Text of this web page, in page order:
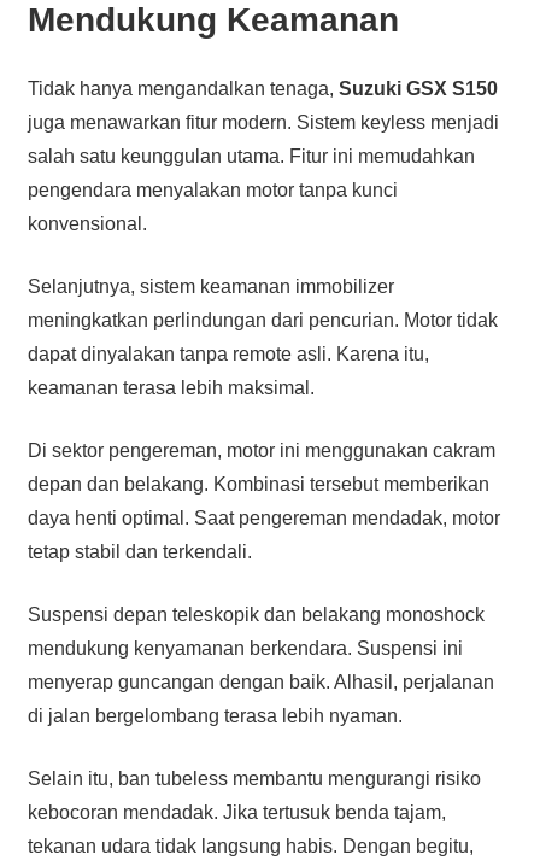
Mendukung Keamanan
Tidak hanya mengandalkan tenaga, Suzuki GSX S150
juga menawarkan fitur modern. Sistem keyless menjadi
salah satu keunggulan utama. Fitur ini memudahkan
pengendara menyalakan motor tanpa kunci
konvensional.
Selanjutnya, sistem keamanan immobilizer
meningkatkan perlindungan dari pencurian. Motor tidak
dapat dinyalakan tanpa remote asli. Karena itu,
keamanan terasa lebih maksimal.
Di sektor pengereman, motor ini menggunakan cakram
depan dan belakang. Kombinasi tersebut memberikan
daya henti optimal. Saat pengereman mendadak, motor
tetap stabil dan terkendali.
Suspensi depan teleskopik dan belakang monoshock
mendukung kenyamanan berkendara. Suspensi ini
menyerap guncangan dengan baik. Alhasil, perjalanan
di jalan bergelombang terasa lebih nyaman.
Selain itu, ban tubeless membantu mengurangi risiko
kebocoran mendadak. Jika tertusuk benda tajam,
tekanan udara tidak langsung habis. Dengan begitu,